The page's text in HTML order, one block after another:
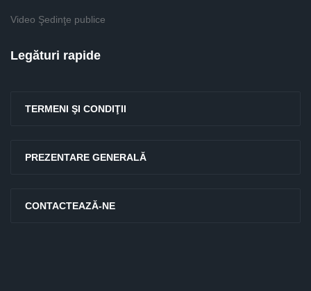
Video Şedinţe publice
Legături rapide
TERMENI ŞI CONDIŢII
PREZENTARE GENERALĂ
CONTACTEAZĂ-NE